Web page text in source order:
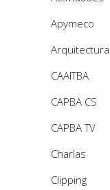
Apymeco
Arquitectura
CAAITBA
CAPBA CS
CAPBA TV
Charlas
Clipping